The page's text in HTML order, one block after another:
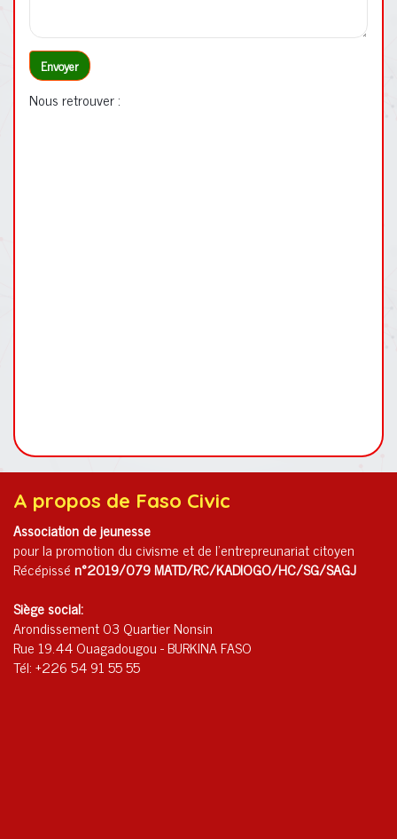
Nous retrouver :
A propos de Faso Civic
Association de jeunesse
pour la promotion du civisme et de l'entrepreunariat citoyen
Récépissén°2019/079 MATD/RC/KADIOGO/HC/SG/SAGJ
Siège social:
Arondissement 03 Quartier Nonsin
Rue 19.44 Ouagadougou - BURKINA FASO
Tél: +226 54 91 55 55